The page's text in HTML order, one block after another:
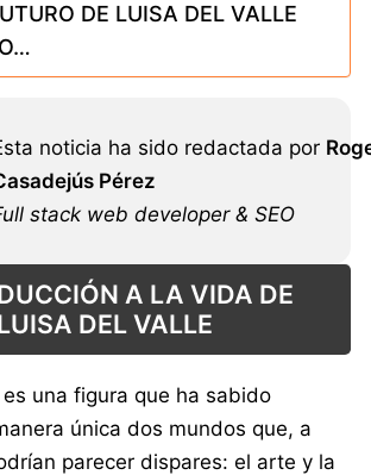
DE LUISA DEL VALLE
noticia ha sido redactada por
Pérez
stack web developer & SEO
A LA VIDA DE
DEL VALLE
una figura que ha sabido
única dos mundos que, a
parecer dispares: el arte y la